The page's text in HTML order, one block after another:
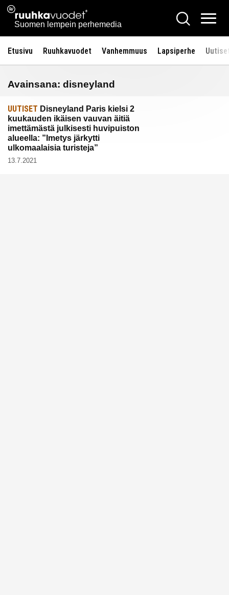
Siirry
sisältöön
Ruuhkavuodet.fi
Suomen lempein perhemedia
Hae
Etusivu Ruuhkavuodet Vanhemmuus Lapsiperhe
Avainsana: disneyland
UUTISET Disneyland Paris kielsi 2
kuukauden ikäisen vauvan äitiä
imettämästä julkisesti huvipuiston
alueella: ”Imetys järkytti
ulkomaalaisia turisteja”
13.7.2021